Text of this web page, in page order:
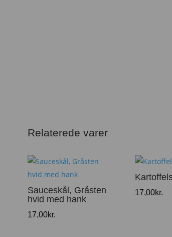
Relaterede varer
Sauceskål, Gråsten
hvid med hank
17,00kr.
17,00kr.